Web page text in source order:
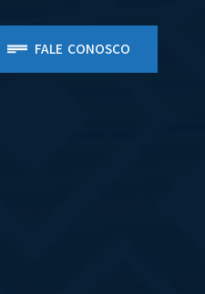
FALE CONOSCO